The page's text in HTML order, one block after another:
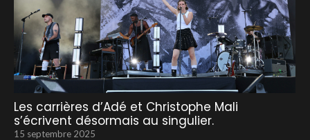
Les carrières d’Adé et Christophe Mali
s’écrivent désormais au singulier.
15 septembre 2025